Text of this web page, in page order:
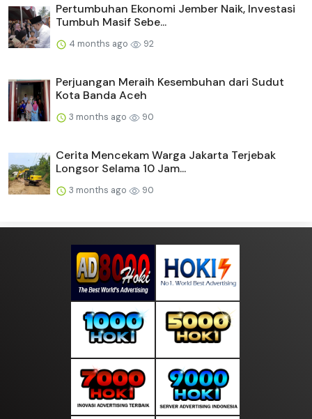
Pertumbuhan Ekonomi Jember Naik, Investasi
Tumbuh Masif Sebe...
4 months ago 92
Perjuangan Meraih Kesembuhan dari Sudut
Kota Banda Aceh
3 months ago 90
Cerita Mencekam Warga Jakarta Terjebak
Longsor Selama 10 Jam...
3 months ago 90